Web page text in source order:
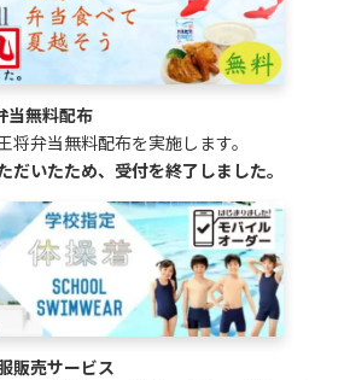
当無料配布
将弁当無料配布を実施します。
だいたため、受付を終了しました。
販売サービス